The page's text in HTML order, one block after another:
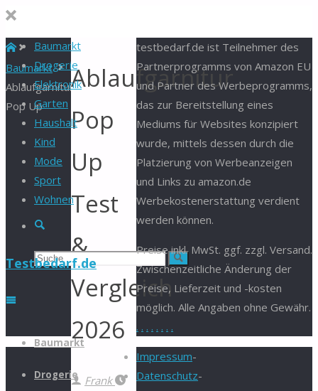
Baumarkt
Drogerie
Elektronik
Garten
Haushalt
Kind
Mode
Sport
Wohnen
Suche
Suchen Suche
Testbedarf.de
Zum
springen
Baumarkt
Drogerie
Start
Baumarkt
Ablaufgarnitur
Pop Up
Ablaufgarnitur
Pop
Up
Test
&
Vergleich
2026
Frank
testbedarf.de ist Teilnehmer des
Partnerprogramms von Amazon EU
und Partner des Werbeprogramms,
das zur Bereitstellung eines
Mediums für Websites konzipiert
wurde, mittels dessen durch die
Platzierung von Werbeanzeigen
und Links zu amazon.de
Werbekostenerstattung verdient
werden können.
Preise inkl. MwSt. ggf. zzgl. Versand.
Zwischenzeitliche Änderung der
Preise, Lieferzeit und -kosten
möglich. Alle Angaben ohne Gewähr.
. . . . . . . .
Impressum-
Datenschutz-